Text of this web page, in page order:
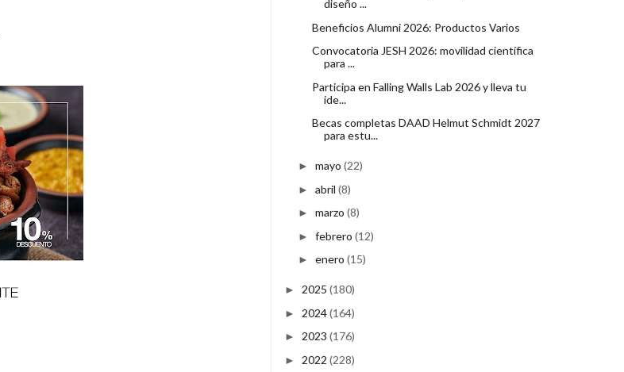
diseño ...
Beneficios Alumni 2026: Productos Varios
Convocatoria JESH 2026: movilidad científica
para ...
Participa en Falling Walls Lab 2026 y lleva tu
ide...
Becas completas DAAD Helmut Schmidt 2027
para estu...
► mayo (22)
► abril (8)
► marzo (8)
► febrero (12)
► enero (15)
► 2025 (180)
► 2024(164)
► 2023 (176)
► 2022 (228)